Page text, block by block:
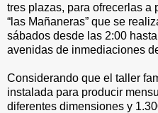
tres plazas, para ofrecerlas a
“las Mañaneras” que se
sábados desde las 2:00
avenidas de inmediaciones
Considerando que el taller
instalada para producir
diferentes dimensiones y